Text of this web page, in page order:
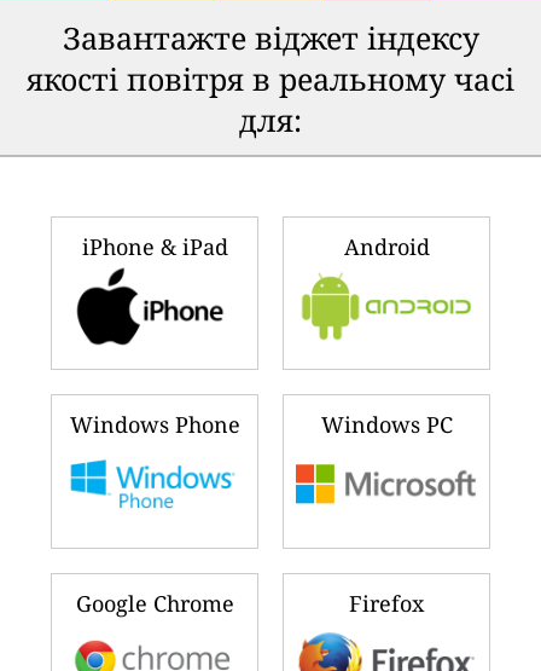
Завантажте віджет індексу
якості повітря в реальному часі
для:
iPhone & iPad Android
Windows Phone Windows PC
Google Chrome Firefox